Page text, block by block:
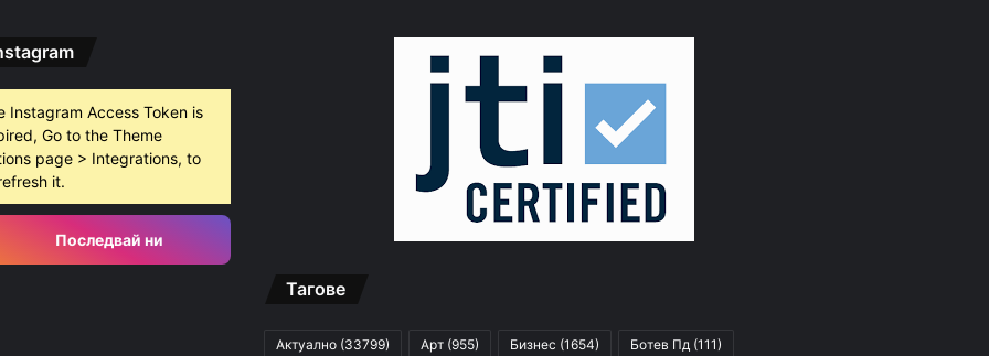
Instagram Access Token is
Go to the Theme
page > Integrations, to
it.
Последвай ни
Тагове
Актуално (33799) Арт (955) Бизнес (1654) Ботев Пд (111)